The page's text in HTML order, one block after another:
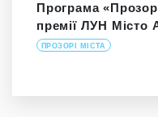
Програма
премії ЛУН Місто
ПРОЗОРІ МІСТА